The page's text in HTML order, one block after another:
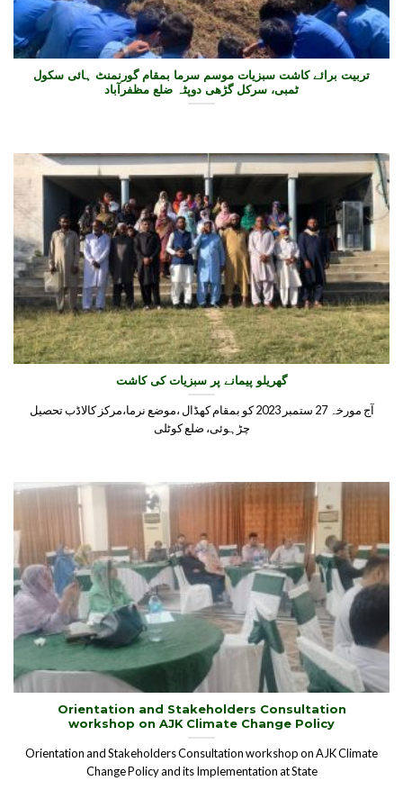
تربیت برائے کاشت سبزیات موسم سرما بمقام گورنمنٹ ہائی سکول
ٹمبی، سرکل گڑھی دوپٹہ ضلع مظفرآباد
گھریلو پیمانے پر سبزیات کی کاشت
آج مورخہ 27 ستمبر 2023 کو بمقام کھڈال ،موضع نرما،مرکز کالاڈب تحصیل
چڑہوئی، ضلع کوٹلی
Orientation and Stakeholders Consultation
workshop on AJK Climate Change Policy
Orientation and Stakeholders Consultation workshop on AJK Climate
Change Policy and its Implementation at State